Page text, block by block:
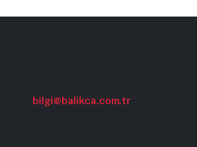
bilgi@balikca.com.tr